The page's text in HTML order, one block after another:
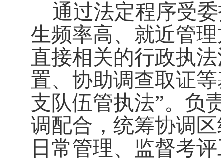
通过法定程序受
生频率高、就近管
直接相关的行政执
置、协助调查取证
支队伍管执法”。负
调配合，统筹协调
日常管理、监督考